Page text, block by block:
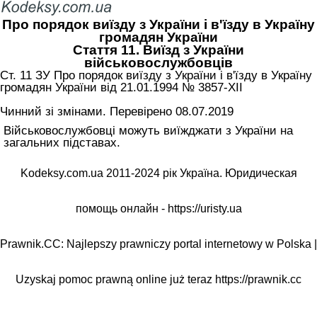
Про порядок виїзду з України і в'їзду в Україну
громадян України
Стаття 11. Виїзд з України
військовослужбовців
Ст. 11 ЗУ Про порядок виїзду з України і в'їзду в Україну
громадян України від 21.01.1994 № 3857-XII
Чинний зі змінами. Перевірено 08.07.2019
Військовослужбовці можуть виїжджати з України на
загальних підставах.
Kodeksy.com.ua 2011-2024 рік Україна. Юридическая
помощь онлайн - https://uristy.ua
Prawnik.CC: Najlepszy prawniczy portal internetowy w Polska |
Uzyskaj pomoc prawną online już teraz https://prawnik.cc